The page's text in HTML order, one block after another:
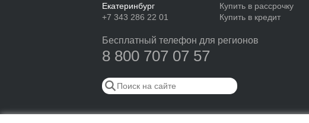
Купить в рассрочку
Купить в кредит
Екатеринбург
+7 343 286 22 01
Бесплатный телефон для регионов
8 800 707 07 57